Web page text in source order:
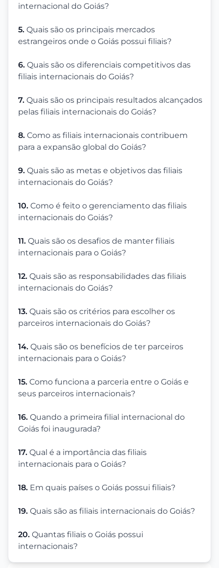
internacional do Goiás?
5. Quais são os principais mercados
estrangeiros onde o Goiás possui filiais?
6. Quais são os diferenciais competitivos das
filiais internacionais do Goiás?
7. Quais são os principais resultados alcançados
pelas filiais internacionais do Goiás?
8. Como as filiais internacionais contribuem
para a expansão global do Goiás?
9. Quais são as metas e objetivos das filiais
internacionais do Goiás?
10. Como é feito o gerenciamento das filiais
internacionais do Goiás?
11. Quais são os desafios de manter filiais
internacionais para o Goiás?
12. Quais são as responsabilidades das filiais
internacionais do Goiás?
13. Quais são os critérios para escolher os
parceiros internacionais do Goiás?
14. Quais são os benefícios de ter parceiros
internacionais para o Goiás?
15. Como funciona a parceria entre o Goiás e
seus parceiros internacionais?
16. Quando a primeira filial internacional do
Goiás foi inaugurada?
17. Qual é a importância das filiais
internacionais para o Goiás?
18. Em quais países o Goiás possui filiais?
19. Quais são as filiais internacionais do Goiás?
20. Quantas filiais o Goiás possui
internacionais?